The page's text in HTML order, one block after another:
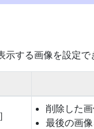
示する画像を設定で
］
削除した
最後の画